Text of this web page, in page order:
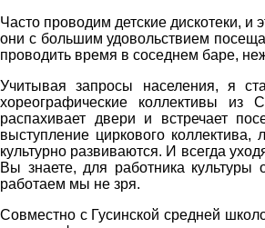
Часто проводим детские дискотеки, и
они с большим удовольствием
проводить время в соседнем баре,
Учитывая запросы населения, я
хореографические коллективы из
распахивает двери и встречает
выступление циркового
культурно развиваются. И всегда
Вы знаете, для работника культуры
работаем мы не зря.
Совместно с Гусинской средней